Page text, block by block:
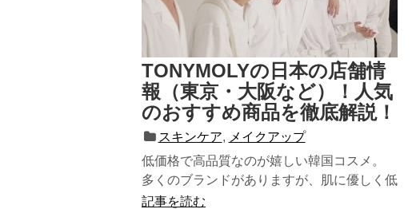
TONYMOLYの日本の店舗情
報（東京・大阪など）！人気
のおすすめ商品を徹底解説！
スキンケア, メイクアップ
低価格で高品質なのが嬉しい韓国コスメ。
多くのブランドがありますが、肌に優しく低
刺激な物がほしいという方におす...
記事を読む